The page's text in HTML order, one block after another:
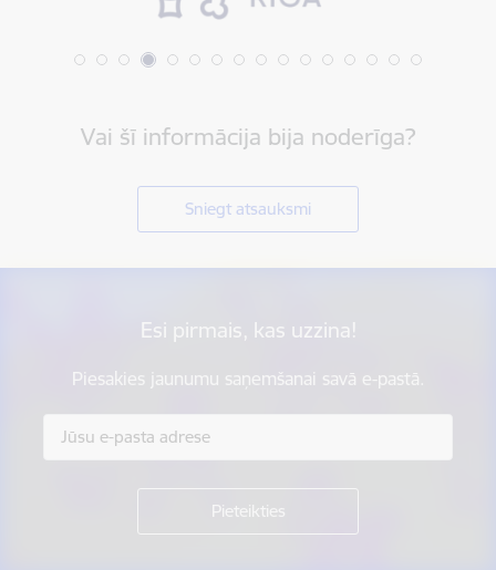
Vai šī informācija bija noderīga?
Sniegt atsauksmi
Esi pirmais, kas uzzina!
Piesakies jaunumu saņemšanai savā e-pastā.